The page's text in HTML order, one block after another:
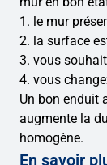
1. le mur
2. la surface
3. vous
4. vous
Un bon enduit
augmente la
homogène.
En savoir